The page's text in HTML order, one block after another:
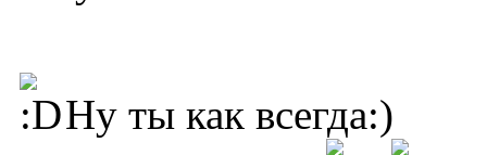
Ну ты как всегда:)